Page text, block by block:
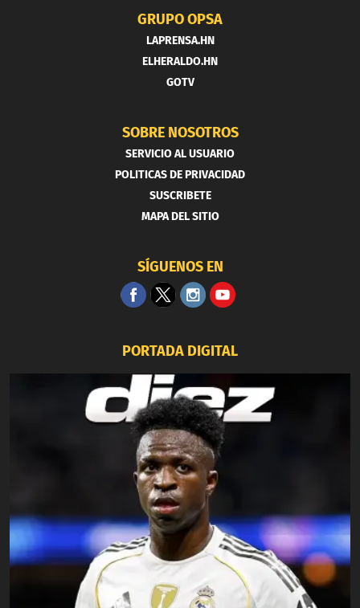
GRUPO OPSA
LAPRENSA.HN
ELHERALDO.HN
GOTV
SOBRE NOSOTROS
SERVICIO AL USUARIO
POLITICAS DE PRIVACIDAD
SUSCRIBETE
MAPA DEL SITIO
SÍGUENOS EN
PORTADA DIGITAL